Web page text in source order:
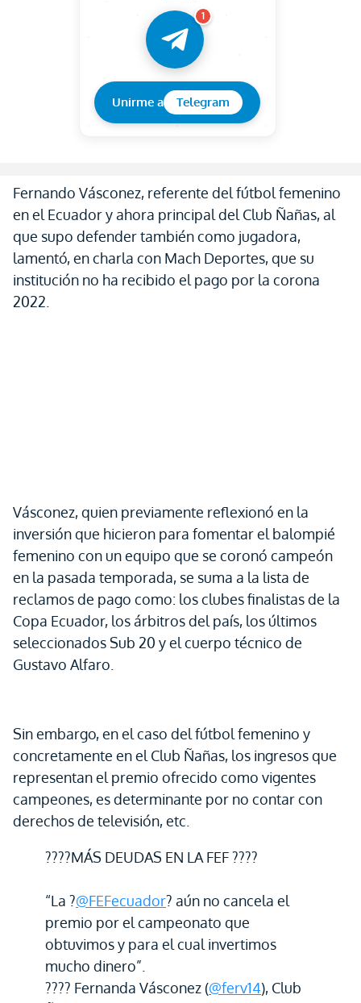
1
Unirme a Telegram
Fernando Vásconez, referente del fútbol femenino
en el Ecuador y ahora principal del Club Ñañas, al
que supo defender también como jugadora,
lamentó, en charla con Mach Deportes, que su
institución no ha recibido el pago por la corona
2022.
Vásconez, quien previamente reflexionó en la
inversión que hicieron para fomentar el balompié
femenino con un equipo que se coronó campeón
en la pasada temporada, se suma a la lista de
reclamos de pago como: los clubes finalistas de la
Copa Ecuador, los árbitros del país, los últimos
seleccionados Sub 20 y el cuerpo técnico de
Gustavo Alfaro.
Sin embargo, en el caso del fútbol femenino y
concretamente en el Club Ñañas, los ingresos que
representan el premio ofrecido como vigentes
campeones, es determinante por no contar con
derechos de televisión, etc.
????MÁS DEUDAS EN LA FEF ????
“La ?@FEFecuador? aún no cancela el
premio por el campeonato que
obtuvimos y para el cual invertimos
mucho dinero”.
???? Fernanda Vásconez (@ferv14), Club